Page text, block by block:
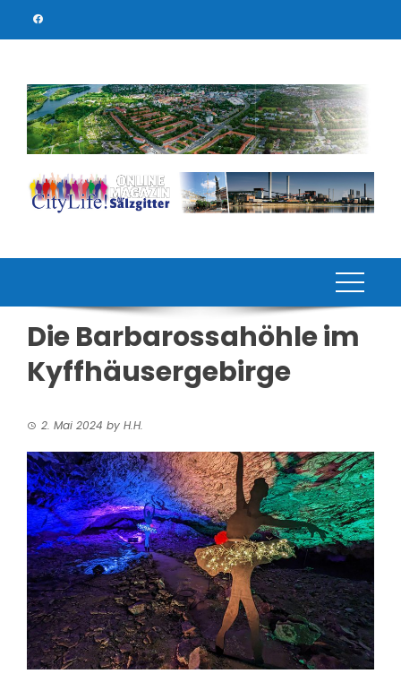
Die Barbarossahöhle im
Kyffhäusergebirge
2. Mai 2024 by H.H.